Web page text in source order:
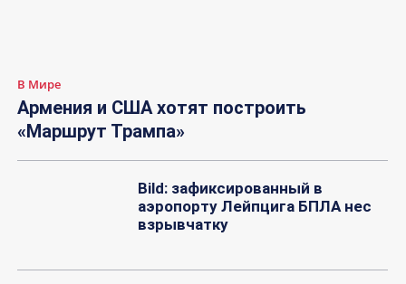
В Мире
Армения и США хотят построить
«Маршрут Трампа»
Bild: зафиксированный в
аэропорту Лейпцига БПЛА нес
взрывчатку